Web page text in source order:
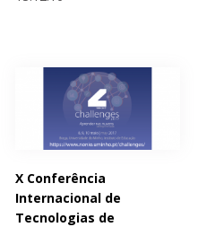
X Conferência
Internacional de
Tecnologias de